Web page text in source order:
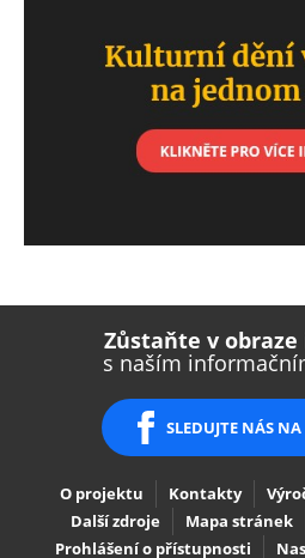
Zůstaňte v obraze
s naším
SLEDUJTE NÁS
O projektu Kontakty
Další zdroje
Mapa stránek
Prohlášení o přístupnosti